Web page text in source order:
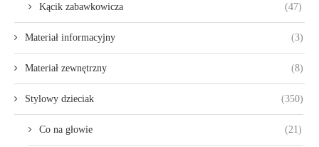
Kącik zabawkowicza (47)
Materiał informacyjny (3)
Materiał zewnętrzny (8)
Stylowy dzieciak (350)
Co na głowie (21)